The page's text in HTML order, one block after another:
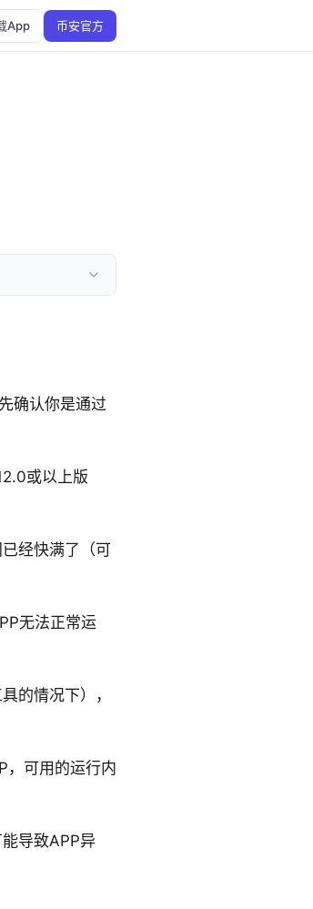
App 币安官方
确认你是通过
或以上版
经快满了（可
无法正常运
的情况下），
，可用的运行内
导致APP异